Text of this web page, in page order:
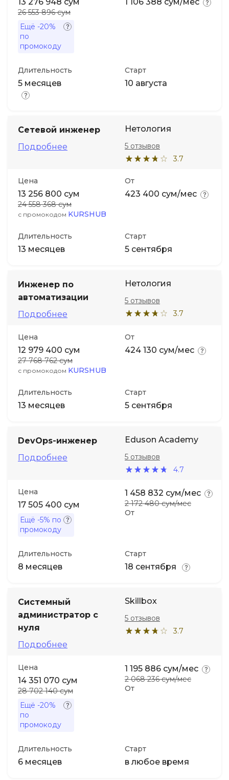
26 553 896 сум
Ещё -20%
по
промокоду
Длительность
5 месяцев
Старт
10 августа
Сетевой инженер
Подробнее
Нетология
3.7
5 отзывов
Цена
13 256 800 сум
24 558 368 сум
с промокодом KURSHUB
От
423 400 сум/мес
Длительность
13 месяцев
Старт
5 сентября
Инженер по
автоматизации
Подробнее
Нетология
3.7
5 отзывов
Цена
12 979 400 сум
27 768 762 сум
с промокодом KURSHUB
От
424 130 сум/мес
Длительность
13 месяцев
Старт
5 сентября
DevOps-инженер
Подробнее
Eduson Academy
4.7
5 отзывов
Цена
17 505 400 сум
Ещё -5% по
промокоду
От
1 458 832 сум/мес
2 172 480 сум/мес
Длительность
8 месяцев
Старт
18 сентября
Системный
администратор с
нуля
Подробнее
Skillbox
3.7
5 отзывов
Цена
14 351 070 сум
28 702 140 сум
Ещё -20%
по
промокоду
От
1 195 886 сум/мес
2 068 236 сум/мес
Длительность
6 месяцев
Старт
в любое время